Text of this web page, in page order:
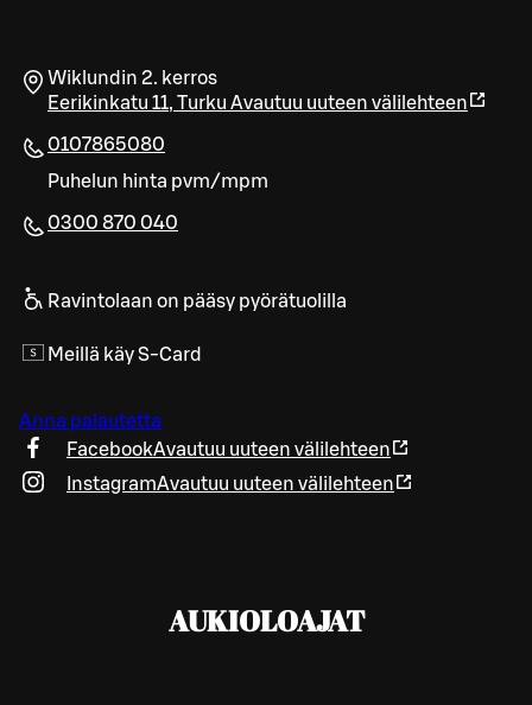
Wiklundin 2. kerros
Eerikinkatu 11, Turku Avautuu uuteen välilehteen
0107865080
Puhelun hinta pvm/mpm
0300 870 040
Ravintolaan on pääsy pyörätuolilla
Meillä käy S-Card
Anna palautetta
FacebookAvautuu uuteen välilehteen
InstagramAvautuu uuteen välilehteen
AUKIOLOAJAT